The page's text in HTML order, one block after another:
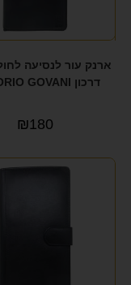
ארנק עור לנסיעה
דרכון EMPORIO GOVANI
₪180